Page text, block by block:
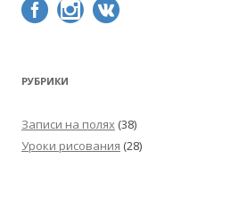
РУБРИКИ
Записи на полях (38)
Уроки рисования (28)